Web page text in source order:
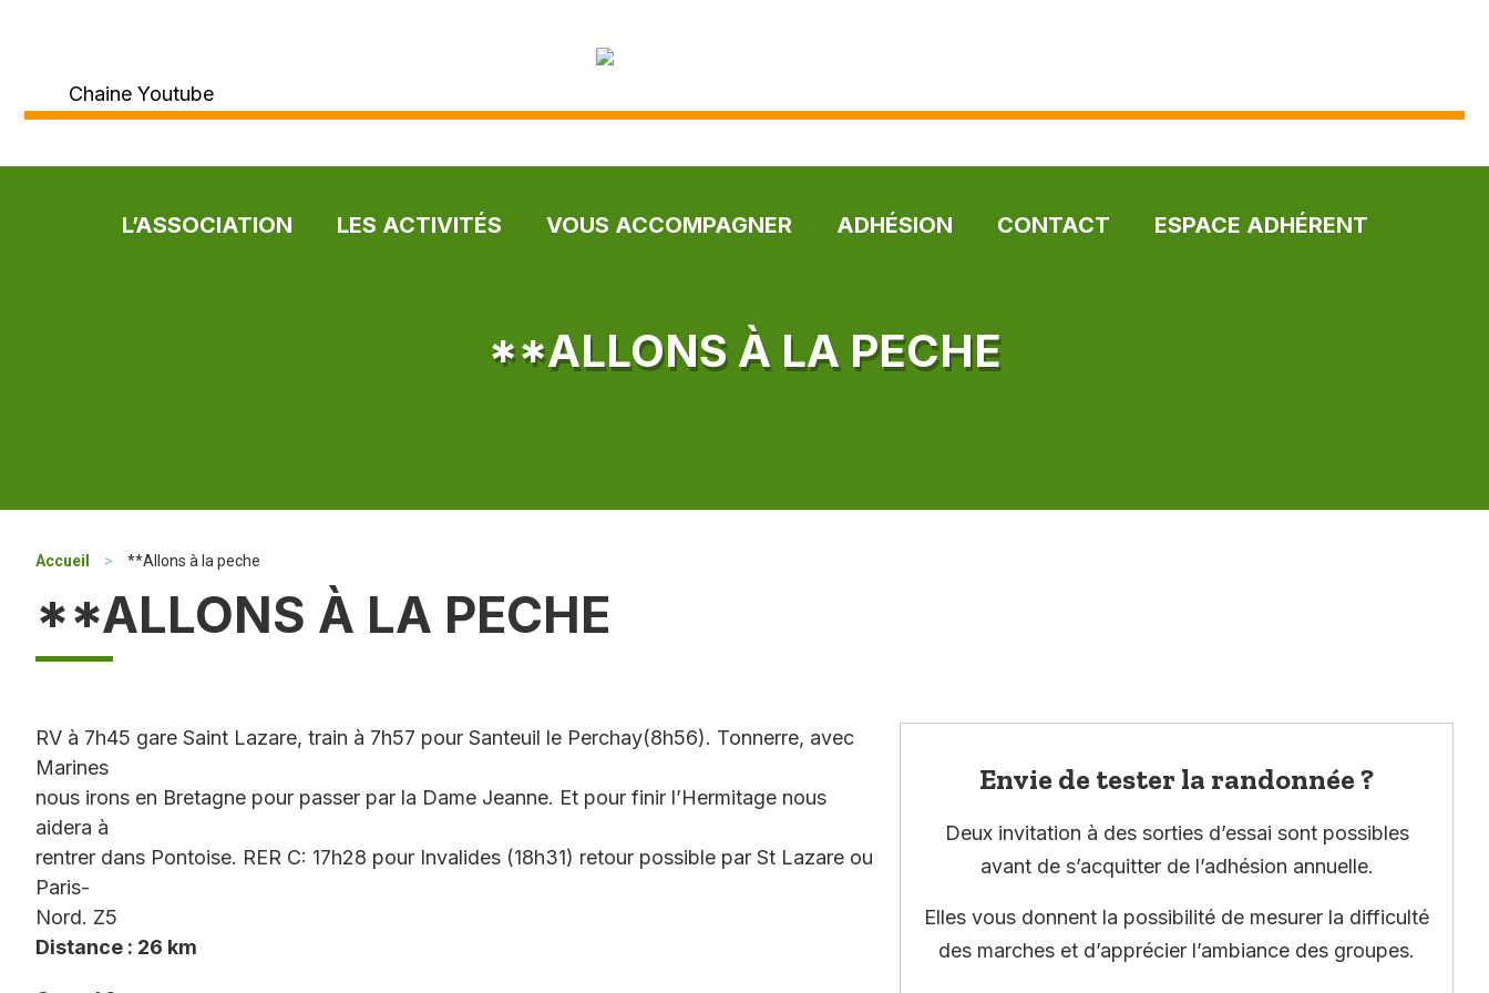
Chaine Youtube
L’ASSOCIATION LES ACTIVITÉS VOUS ACCOMPAGNER ADHÉSION CONTACT ESPACE ADHÉRENT
**ALLONS À LA PECHE
Accueil > **Allons à la peche
**ALLONS À LA PECHE
RV à 7h45 gare Saint Lazare, train à 7h57 pour Santeuil le Perchay(8h56). Tonnerre, avec
Marines
nous irons en Bretagne pour passer par la Dame Jeanne. Et pour finir l’Hermitage nous
aidera à
rentrer dans Pontoise. RER C: 17h28 pour Invalides (18h31) retour possible par St Lazare ou
Paris-
Nord. Z5
Distance : 26 km
Envie de tester la randonnée ?
Deux invitation à des sorties d’essai sont possibles
avant de s’acquitter de l’adhésion annuelle.
Elles vous donnent la possibilité de mesurer la difficulté
des marches et d’apprécier l’ambiance des groupes.